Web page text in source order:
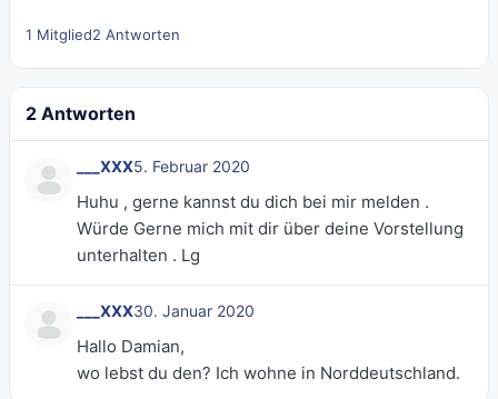
1 Mitglied2 Antworten
2 Antworten
___XXX5. Februar 2020
Huhu , gerne kannst du dich bei mir melden .
Würde Gerne mich mit dir über deine Vorstellung
unterhalten . Lg
___XXX30. Januar 2020
Hallo Damian,
wo lebst du den? Ich wohne in Norddeutschland.